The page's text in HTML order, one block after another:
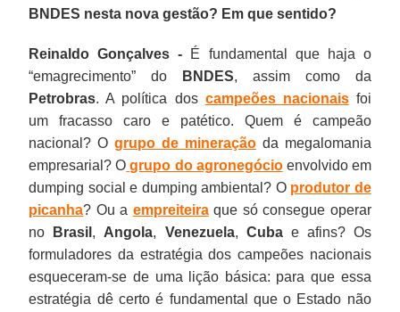
BNDES nesta nova gestão? Em que sentido?
Reinaldo Gonçalves - É fundamental que haja o
“emagrecimento” do
BNDES, assim como da
Petrobras. A política dos campeões nacionaisfoi
um fracasso caro e patético. Quem é campeão
nacional? Ogrupo de mineraçãoda megalomania
empresarial? O grupo do agronegócioenvolvido em
dumping social e dumping ambiental? O produtor de
picanha? Ou a empreiteiraque só consegue operar
no
Brasil , Angola, Venezuela, Cubae afins? Os
formuladores da estratégia dos campeões nacionais
esqueceram-se de uma lição básica: para que essa
estratégia dê certo é fundamental que o Estado não